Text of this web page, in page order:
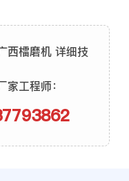
西檑磨机 详细技
工程师：